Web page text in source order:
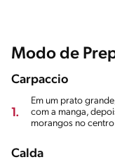
Modo de
Carpaccio
1.
Em um prato
com a manga,
morangos no
Calda